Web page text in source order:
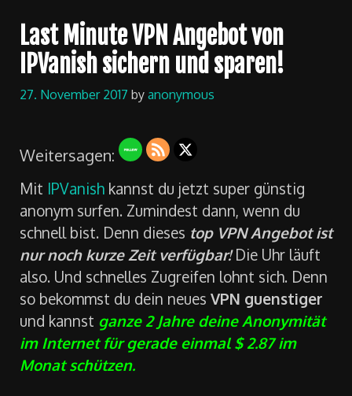
Last Minute VPN Angebot von
IPVanish sichern und sparen!
27. November 2017 byanonymous
Weitersagen:
Mit IPVanish kannst du jetzt super günstig
anonym surfen. Zumindest dann, wenn du
schnell bist. Denn dieses top VPN Angebot ist
nur noch kurze Zeit verfügbar!Die Uhr läuft
also. Und schnelles Zugreifen lohnt sich. Denn
so bekommst du dein neues VPN guenstiger
und kannst ganze 2 Jahre deine Anonymität
im Internet für gerade einmal $ 2.87 im
Monat schützen.